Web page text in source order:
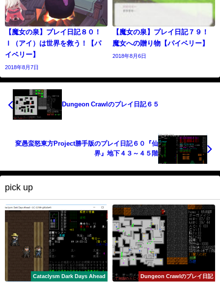
【魔女の泉】プレイ日記８０！
Ｉ（アイ）は世界を救う！【パ
イベリー】
2018年8月7日
【魔女の泉】プレイ日記７９！
魔女への贈り物【パイベリー】
2018年8月6日
Dungeon Crawlのプレイ日記６５
変愚蛮怒東方Project勝手版のプレイ日記６０『仙
界』地下４３～４５階
pick up
Cataclysm Dark Days Ahead Dungeon Crawlのプレイ日記